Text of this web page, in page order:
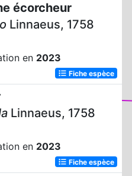
écorcheur
Linnaeus, 1758
en 2023
Fiche espèce
Linnaeus, 1758
en 2023
Fiche espèce